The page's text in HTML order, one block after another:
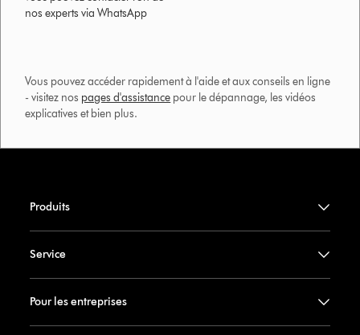
nos experts via WhatsApp
Vous pouvez accéder rapidement à l'aide et aux conseils en ligne
- visitez nos pages d'assistance pour le dépannage, les vidéos
explicatives et bien plus.​
Produits
Service
Pour les entreprises